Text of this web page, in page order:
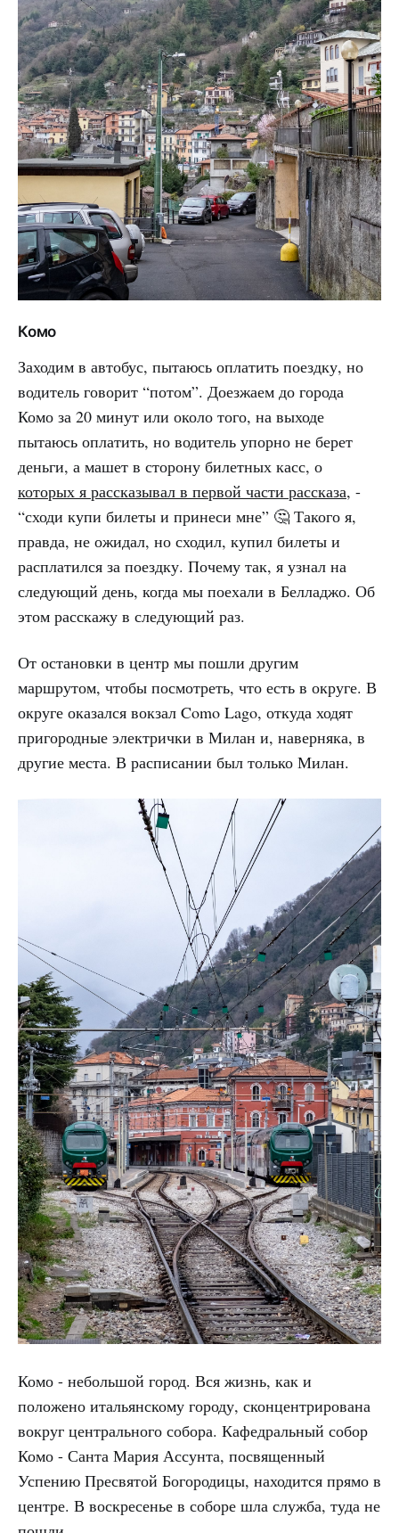
Комо
Заходим в автобус, пытаюсь оплатить поездку, но
водитель говорит “потом”. Доезжаем до города
Комо за 20 минут или около того, на выходе
пытаюсь оплатить, но водитель упорно не берет
деньги, а машет в сторону билетных касс, о
которых я рассказывал в первой части рассказа, -
“сходи купи билеты и принеси мне” 🤔 Такого я,
правда, не ожидал, но сходил, купил билеты и
расплатился за поездку. Почему так, я узнал на
следующий день, когда мы поехали в Белладжо. Об
этом расскажу в следующий раз.
От остановки в центр мы пошли другим
маршрутом, чтобы посмотреть, что есть в округе. В
округе оказался вокзал Como Lago, откуда ходят
пригородные электрички в Милан и, наверняка, в
другие места. В расписании был только Милан.
Комо - небольшой город. Вся жизнь, как и
положено итальянскому городу, сконцентрирована
вокруг центрального собора. Кафедральный собор
Комо - Санта Мария Ассунта, посвященный
Успению Пресвятой Богородицы, находится прямо в
центре. В воскресенье в соборе шла служба, туда не